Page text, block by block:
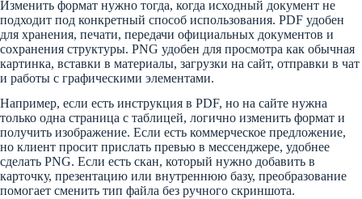
Изменить формат нужно тогда, когда исходный документ не
подходит под конкретный способ использования. PDF удобен
для хранения, печати, передачи официальных документов и
сохранения структуры. PNG удобен для просмотра как обычная
картинка, вставки в материалы, загрузки на сайт, отправки в чат
и работы с графическими элементами.
Например, если есть инструкция в PDF, но на сайте нужна
только одна страница с таблицей, логично изменить формат и
получить изображение. Если есть коммерческое предложение,
но клиент просит прислать превью в мессенджере, удобнее
сделать PNG. Если есть скан, который нужно добавить в
карточку, презентацию или внутреннюю базу, преобразование
помогает сменить тип файла без ручного скриншота.